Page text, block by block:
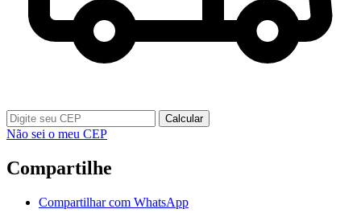
Calcular
Não sei o meu CEP
Compartilhe
Compartilhar com WhatsApp